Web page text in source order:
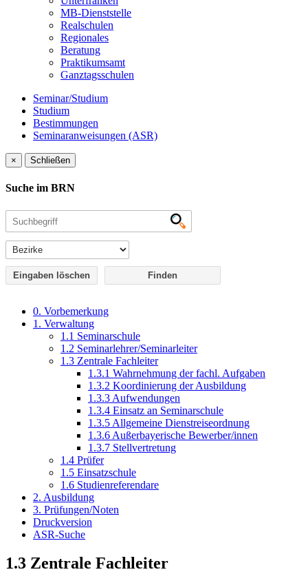
MB-Dienststelle
Realschulen
Regionales
Beratung
Praktikumsamt
Ganztagsschulen
Seminar/Studium
Studium
Bestimmungen
Seminaranweisungen (ASR)
× Schließen
Suche im BRN
Eingaben löschen
0. Vorbemerkung
1. Verwaltung
1.1 Seminarschule
1.2 Seminarlehrer/Seminarleiter
1.3 Zentrale Fachleiter
1.3.1 Wahrnehmung der fachl. Aufgaben
1.3.2 Koordinierung der Ausbildung
1.3.3 Aufwendungen
1.3.4 Einsatz an Seminarschule
1.3.5 Allgemeine Dienstreiseordnung
1.3.6 Außerbayerische Bewerber/innen
1.3.7 Stellvertretung
1.4 Prüfer
1.5 Einsatzschule
1.6 Studienreferendare
2. Ausbildung
3. Prüfungen/Noten
Druckversion
ASR-Suche
1.3 Zentrale Fachleiter